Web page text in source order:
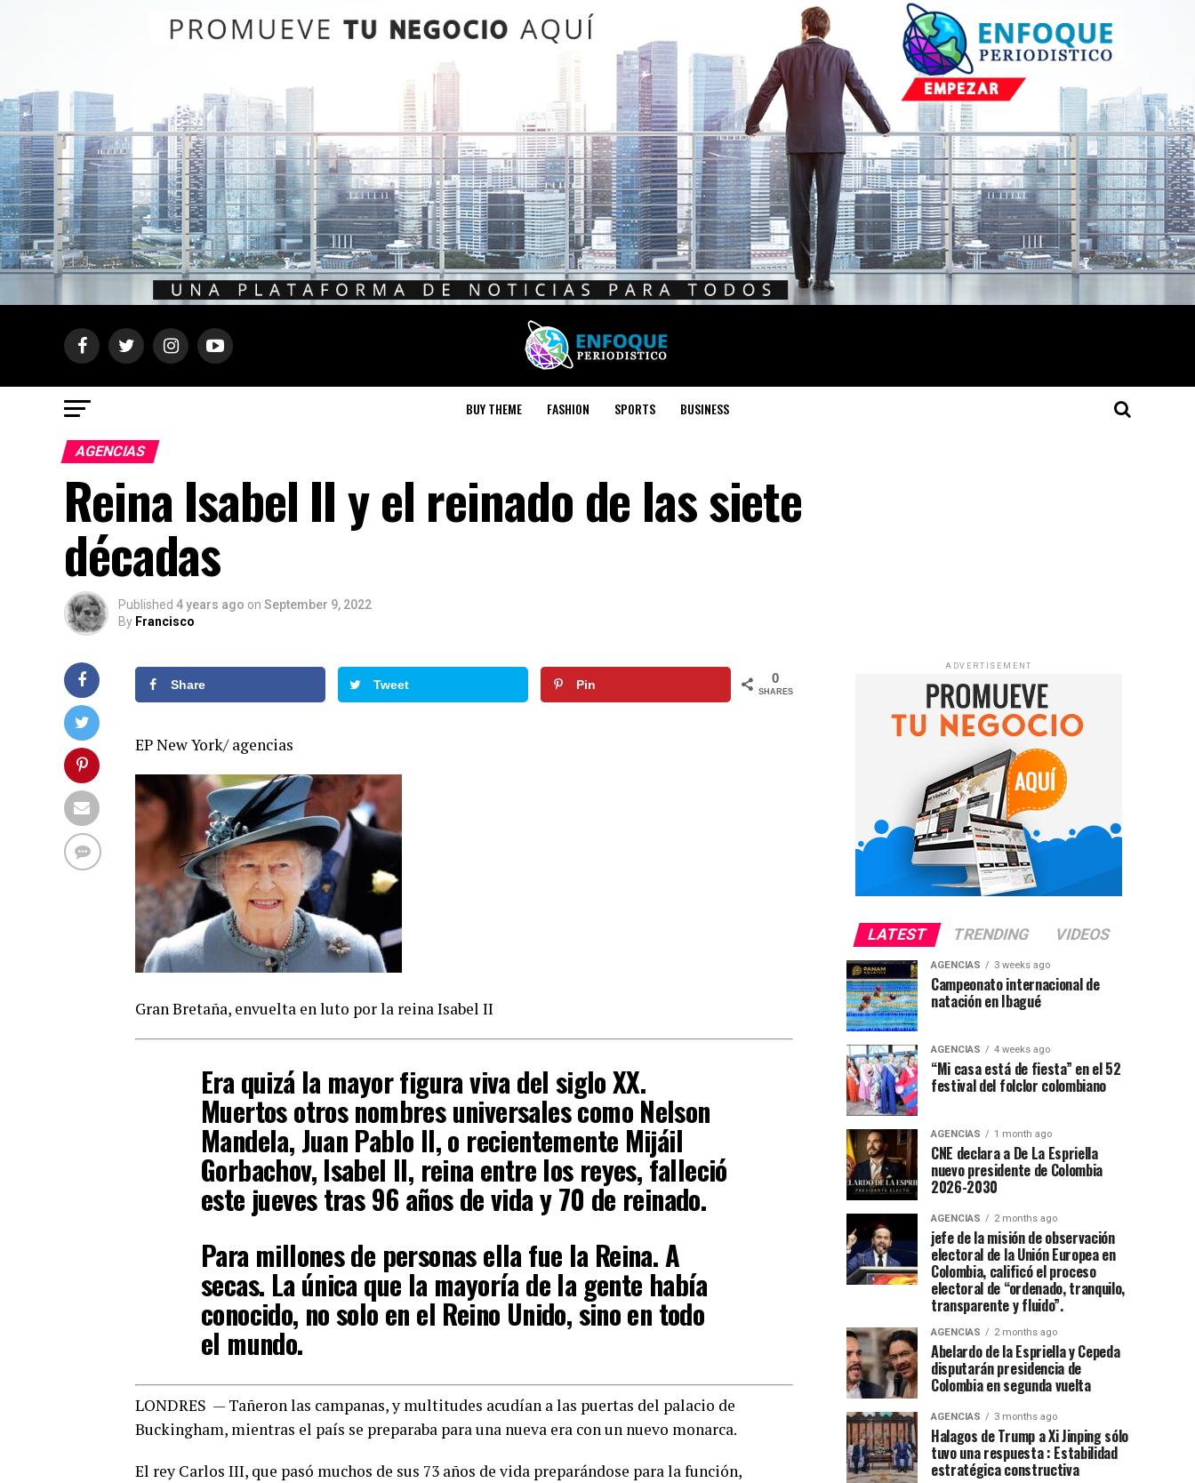
BUY THEME FASHION SPORTS BUSINESS
AGENCIAS
Reina Isabel II y el reinado de las siete
décadas
Published 4 years ago on September 9, 2022
By Francisco
Share Tweet Pin 0
SHARES
EP New York/ agencias
Gran Bretaña, envuelta en luto por la reina Isabel II
Era quizá la mayor figura viva del siglo XX.
Muertos otros nombres universales como Nelson
Mandela, Juan Pablo II, o recientemente Mijáil
Gorbachov, Isabel II, reina entre los reyes, falleció
este jueves tras 96 años de vida y 70 de reinado.
Para millones de personas ella fue la Reina. A
secas. La única que la mayoría de la gente había
conocido, no solo en el Reino Unido, sino en todo
el mundo.
LONDRES — Tañeron las campanas, y multitudes acudían a las puertas del palacio de
Buckingham, mientras el país se preparaba para una nueva era con un nuevo monarca.
El rey Carlos III, que pasó muchos de sus 73 años de vida preparándose para la función,
ADVERTISEMENT
LATEST TRENDING VIDEOS
AGENCIAS 3 weeks ago
Campeonato internacional de
natación en Ibagué
AGENCIAS 4 weeks ago
“Mi casa está de fiesta” en el 52
festival del folclor colombiano
AGENCIAS 1 month ago
CNE declara a De La Espriella
nuevo presidente de Colombia
2026-2030
AGENCIAS 2 months ago
jefe de la misión de observación
electoral de la Unión Europea en
Colombia, calificó el proceso
electoral de “ordenado, tranquilo,
transparente y fluido”.
AGENCIAS 2 months ago
Abelardo de la Espriella y Cepeda
disputarán presidencia de
Colombia en segunda vuelta
AGENCIAS 3 months ago
Halagos de Trump a Xi Jinping sólo
tuvo una respuesta : Estabilidad
estratégica constructiva